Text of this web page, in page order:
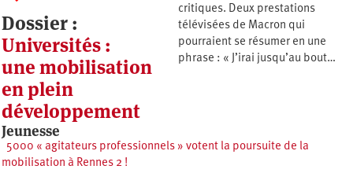
critiques. Deux prestations
télévisées de Macron qui
pourraient se résumer en une
phrase : « J’irai jusqu’au bout…
Dossier :
Universités :
une mobilisation
en plein
développement
Jeunesse
5000 « agitateurs professionnels » votent la poursuite de la
mobilisation à Rennes 2 !